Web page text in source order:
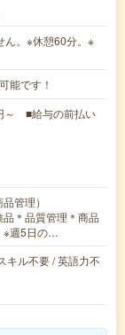
。※休憩60分。※
能です！
～ ■給与の前払い
管理）
＊品質管理＊商品
※週5日の…
キル不要 / 英語力不